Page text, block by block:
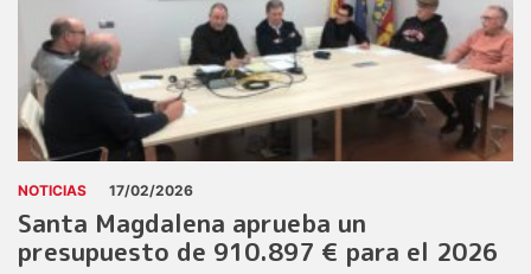
NOTICIAS 17/02/2026
Santa Magdalena aprueba un
presupuesto de 910.897 € para el 2026